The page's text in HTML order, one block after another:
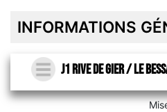
INFORMATIONS
j1 Rive de Gier / Le